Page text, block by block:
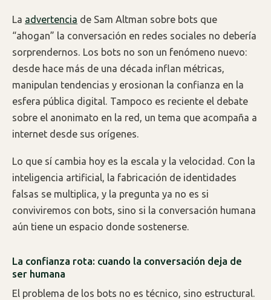
La advertencia de Sam Altman sobre bots que
“ahogan” la conversación en redes sociales no debería
sorprendernos. Los bots no son un fenómeno nuevo:
desde hace más de una década inflan métricas,
manipulan tendencias y erosionan la confianza en la
esfera pública digital. Tampoco es reciente el debate
sobre el anonimato en la red, un tema que acompaña a
internet desde sus orígenes.
Lo que sí cambia hoy es la escala y la velocidad. Con la
inteligencia artificial, la fabricación de identidades
falsas se multiplica, y la pregunta ya no es si
conviviremos con bots, sino si la conversación humana
aún tiene un espacio donde sostenerse.
La confianza rota: cuando la conversación deja de
ser humana
El problema de los bots no es técnico, sino estructural.